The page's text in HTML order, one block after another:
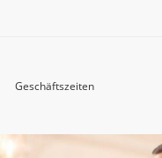
Geschäftszeiten